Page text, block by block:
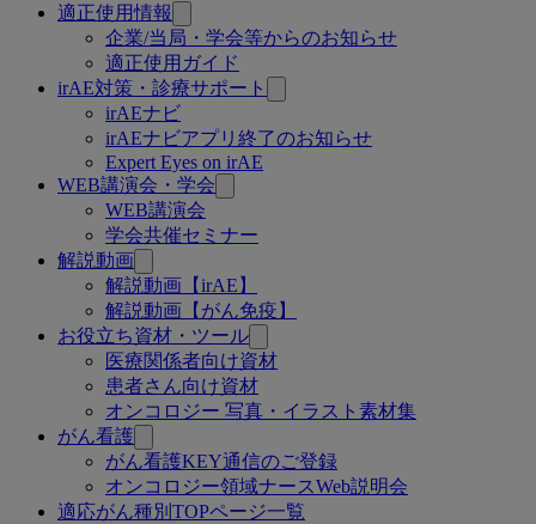
適正使用情報
企業/当局・学会等からのお知らせ
適正使用ガイド
irAE対策・診療サポート
irAEナビ
irAEナビアプリ終了のお知らせ
Expert Eyes on irAE
WEB講演会・学会
WEB講演会
学会共催セミナー
解説動画
解説動画【irAE】
解説動画【がん免疫】
お役立ち資材・ツール
医療関係者向け資材
患者さん向け資材
オンコロジー 写真・イラスト素材集
がん看護
がん看護KEY通信のご登録
オンコロジー領域ナースWeb説明会
適応がん種別TOPページ一覧